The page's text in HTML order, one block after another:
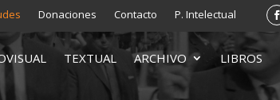
Donaciones Contacto P. Intelectual
TEXTUAL ARCHIVO LIBROS